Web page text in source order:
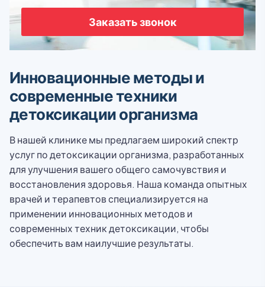
Заказать звонок
Инновационные методы и
современные техники
детоксикации организма
В нашей клинике мы предлагаем широкий спектр
услуг по детоксикации организма, разработанных
для улучшения вашего общего самочувствия и
восстановления здоровья. Наша команда опытных
врачей и терапевтов специализируется на
применении инновационных методов и
современных техник детоксикации, чтобы
обеспечить вам наилучшие результаты.